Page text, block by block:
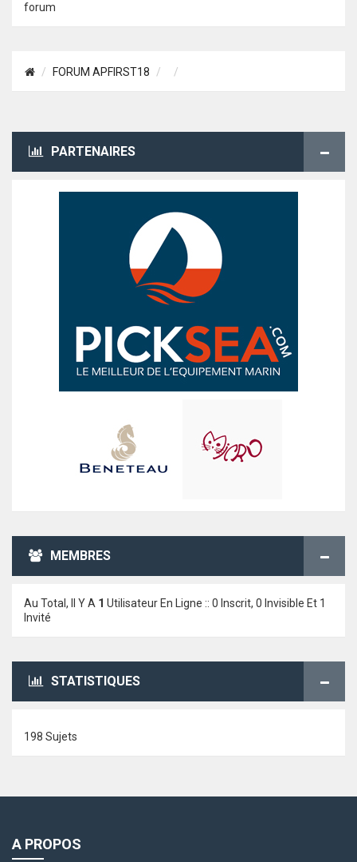
forum
FORUM APFIRST18
PARTENAIRES
MEMBRES
Au Total, Il Y A 1 Utilisateur En Ligne :: 0 Inscrit, 0 Invisible Et 1
Invité
STATISTIQUES
198 Sujets
A PROPOS